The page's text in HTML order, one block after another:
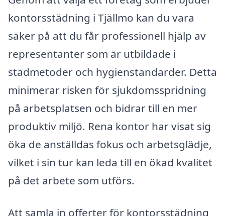
kontorsstädning i Tjällmo kan du vara
säker på att du får professionell hjälp av
representanter som är utbildade i
städmetoder och hygienstandarder. Detta
minimerar risken för sjukdomsspridning
på arbetsplatsen och bidrar till en mer
produktiv miljö. Rena kontor har visat sig
öka de anställdas fokus och arbetsglädje,
vilket i sin tur kan leda till en ökad kvalitet
på det arbete som utförs.
Att samla in offerter för kontorsstädning